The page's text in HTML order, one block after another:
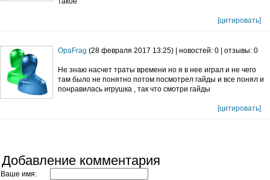
[цитировать]
OpaFrag (28 февраля 2017 13:25) | новостей: 0 | отзывы: 0
Не знаю насчет траты времени но я в нее играл и не чего
там было не понятно потом посмотрел гайды и все понял и
понравилась игрушка , так что смотри гайды
[цитировать]
Добавление комментария
Ваше имя: